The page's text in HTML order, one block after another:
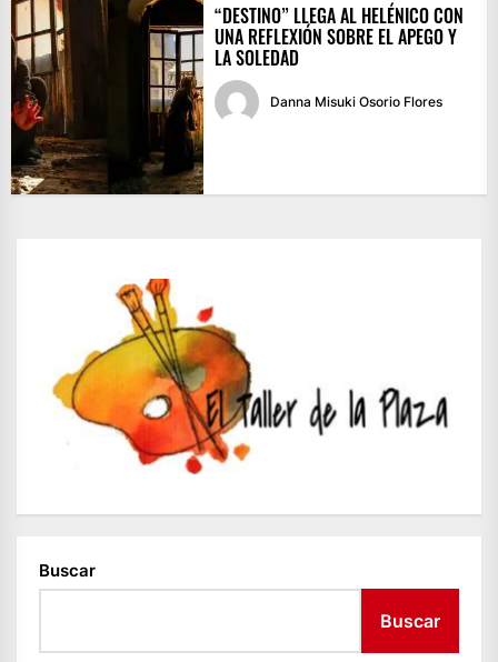
“DESTINO” LLEGA AL HELÉNICO CON
UNA REFLEXIÓN SOBRE EL APEGO Y
LA SOLEDAD
Danna Misuki Osorio Flores
Buscar
Buscar